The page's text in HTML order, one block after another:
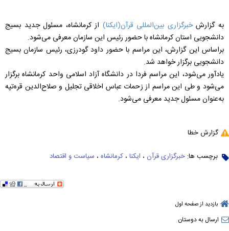
به گزارشخبرگزاری بین‌المللی قرآن(ایکنا) از کرمانشاه، مسئول جدید بسیج
دانشجویی استان کرمانشاه با حضور رئیس این سازمان معرفی می‌شود.
براساس این گزارش، این مراسم با حضور داود گودرزی، رئیس سازمان بسیج
دانشجویی برگزار خواهد شد.
یادآور می‌شود، این مراسم فردا در دانشگاه آزاد اسلامی واحد کرمانشاه برگزار
می‌شود و طی این مراسم از زحمات عباس اخلاقی تجلیل و صلاح‌الدین قره‌تپه
به‌عنوان مسئول جدید معرفی می‌شود.
گزارش خطا
برچسب ها: خبرگزاری قرآن ، ایکنا ، کرمانشاه ، سیاست و اقتصاد
بازدید از صفحه اول
ارسال به دوستان